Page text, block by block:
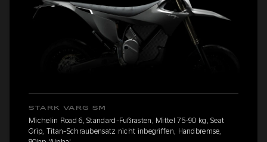
STARK VARG SM
Michelin Road 6, Standard-Fußrasten, Mittel 75-90 kg, Seat
Grip, Titan-Schraubensatz nicht inbegriffen, Handbremse,